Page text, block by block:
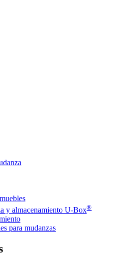
y almacenamiento U-Box®
para mudanzas